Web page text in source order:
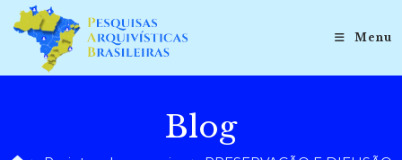
para
conteúdo
Menu
Blog